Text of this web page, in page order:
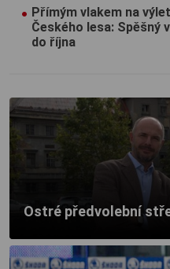
Přímým vlakem na
Českého lesa: Spěšný
do října
Ostré předvolební